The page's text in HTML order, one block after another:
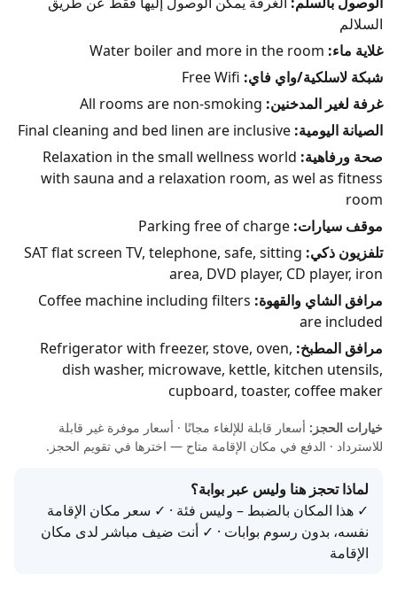
السلالم
غلاية ماء:
شبكة لاسلكية/واي فاي:
غرفة لغير المدخنين:
الصيانة اليومية:
صحة ورفاهية: Relaxation in the small wellness world
with sauna and a relaxation room, as wel as fitness
room
موقف سيارات:
تلفزيون ذكي: SAT flat screen TV, telephone, safe, sitting
area, DVD player, CD player, iron
مرافق الشاي والقهوة: Coffee machine including filters
are included
مرافق المطبخ: Refrigerator with freezer, stove, oven,
dish washer, microwave, kettle, kitchen utensils,
cupboard, toaster, coffee maker
خيارات الحجز: أسعار قابلة للإلغاء مجانًا · أسعار موفرة غير قابلة
للاسترداد · الدفع في مكان الإقامة متاح — اخترها في تقويم الحجز.
لماذا تحجز هنا وليس عبر بوابة؟
✓ هذا المكان بالضبط – وليس فئة · ✓ سعر مكان الإقامة
نفسه، بدون رسوم بوابات · ✓ أنت ضيف مباشر لدى مكان
الإقامة